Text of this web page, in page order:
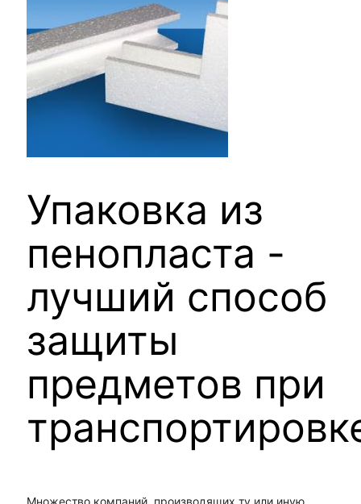
Упаковка из
пенопласта -
лучший способ
защиты
предметов при